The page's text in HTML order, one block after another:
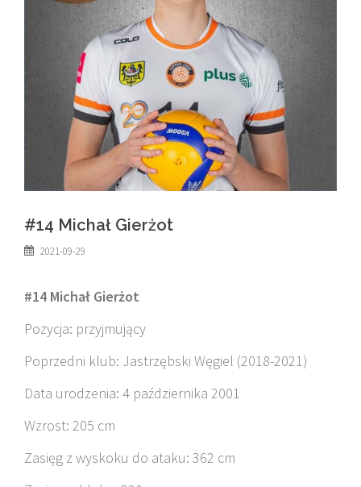
#14 Michał Gierżot
2021-09-29
#14 Michał Gierżot
Pozycja: przyjmujący
Poprzedni klub: Jastrzębski Węgiel (2018-2021)
Data urodzenia: 4 października 2001
Wzrost: 205 cm
Zasięg z wyskoku do ataku: 362 cm